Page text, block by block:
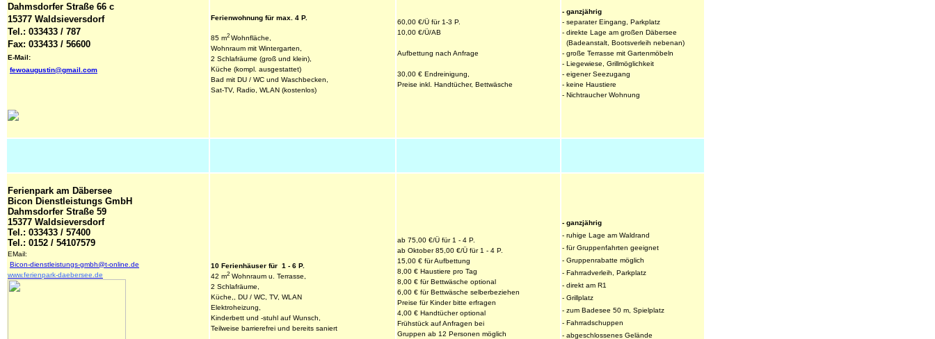
Dahmsdorfer Straße 66 c
15377 Waldsieversdorf
Tel.: 033433 / 787
Fax: 033433 / 56600
E-Mail:
fewoaugustin@gmail.com
Ferienwohnung für max. 4 P.
85 m2 Wohnfläche,
Wohnraum mit Wintergarten,
2 Schlafräume (groß und klein),
Küche (kompl. ausgestattet)
Bad mit DU / WC und Waschbecken,
Sat-TV, Radio, WLAN (kostenlos)
60,00 €/Ü für 1-3 P.
10,00 €/Ü/AB
Aufbettung nach Anfrage
30,00 € Endreinigung,
Preise inkl. Handtücher, Bettwäsche
- ganzjährig
- separater Eingang, Parkplatz
- direkte Lage am großen Däbersee
  (Badeanstalt, Bootsverleih nebenan)
- große Terrasse mit Gartenmöbeln
- Liegewiese, Grillmöglichkeit
- eigener Seezugang
- keine Haustiere
- Nichtraucher Wohnung
Ferienpark am Däbersee
Bicon Dienstleistungs GmbH
Dahmsdorfer Straße 59
15377 Waldsieversdorf
Tel.: 033433 / 57400
Tel.: 0152 / 54107579
EMail:
Bicon-dienstleistungs-gmbh@t-online.de
www.ferienpark-daebersee.de
10 Ferienhäuser für  1 - 6 P.
42 m2 Wohnraum u. Terrasse,
2 Schlafräume,
Küche,, DU / WC, TV, WLAN
Elektroheizung,
Kinderbett und -stuhl auf Wunsch,
Teilweise barrierefrei und bereits saniert
ab 75,00 €/Ü für 1 - 4 P.
ab Oktober 85,00 €/Ü für 1 - 4 P.
15,00 € für Aufbettung
8,00 € Haustiere pro Tag
8,00 € für Bettwäsche optional
6,00 € für Bettwäsche selberbeziehen
Preise für Kinder bitte erfragen
4,00 € Handtücher optional
Frühstück auf Anfragen bei
Gruppen ab 12 Personen möglich
- ganzjährig
- ruhige Lage am Waldrand
- für Gruppenfahrten geeignet
- Gruppenrabatte möglich
- Fahrradverleih, Parkplatz
- direkt am R1
- Grillplatz
- zum Badesee 50 m, Spielplatz
- Fahrradschuppen
- abgeschlossenes Gelände